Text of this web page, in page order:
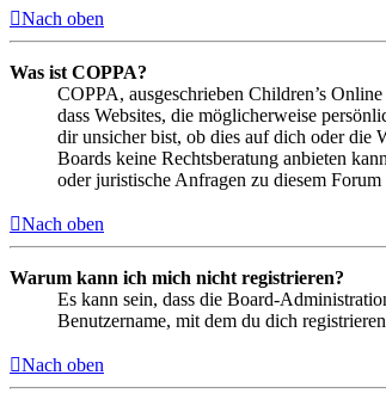
Nach oben
Was ist COPPA?
COPPA, ausgeschrieben Children’s
dass Websites, die möglicherweise
dir unsicher bist, ob dies auf dich oder die
Boards keine Rechtsberatung anbieten
oder juristische Anfragen zu diesem
Nach oben
Warum kann ich mich nicht registrieren?
Es kann sein, dass die Board-
Benutzername, mit dem du dich
Nach oben